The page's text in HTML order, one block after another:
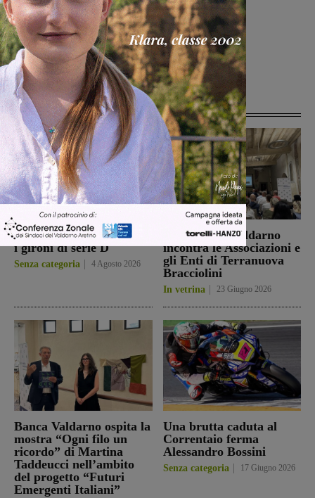
Articoli correlati
Slittano dal 5 al 6 agosto
i gironi di serie D
Senza categoria 4 Agosto 2026
BCC Banca Valdarno
incontra le Associazioni e
gli Enti di Terranuova
Bracciolini
In vetrina 23 Giugno 2026
Banca Valdarno ospita la
mostra “Ogni filo un
ricordo” di Martina
Taddeucci nell’ambito
del progetto “Futuri
Emergenti Italiani”
Una brutta caduta al
Correntaio ferma
Alessandro Bossini
Senza categoria 17 Giugno 2026
[rp4wp limit=4]